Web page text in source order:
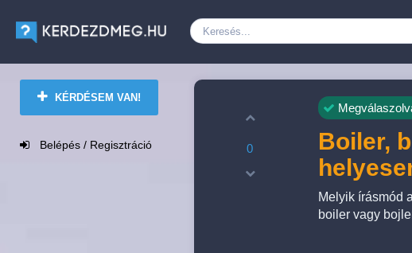
KÉRDÉSEM VAN!
Belépés / Regisztráció 0
Boiler,
Melyik írásmód
boiler vagy